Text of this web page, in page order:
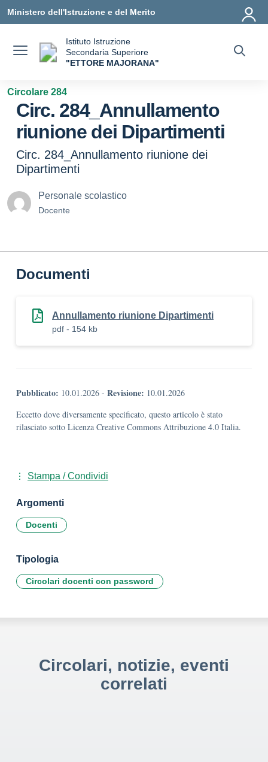
Ministero dell'Istruzione e del Merito
Istituto Istruzione
Secondaria Superiore
"ETTORE MAJORANA"
Circolare 284
Circ. 284_Annullamento
riunione dei Dipartimenti
Circ. 284_Annullamento riunione dei
Dipartimenti
Personale scolastico
Docente
Documenti
Annullamento riunione Dipartimenti
pdf - 154 kb
Pubblicato: 10.01.2026 - Revisione: 10.01.2026
Eccetto dove diversamente specificato, questo articolo è stato
rilasciato sotto Licenza Creative Commons Attribuzione 4.0 Italia.
Stampa / Condividi
Argomenti
Docenti
Tipologia
Circolari docenti con password
Circolari, notizie, eventi
correlati